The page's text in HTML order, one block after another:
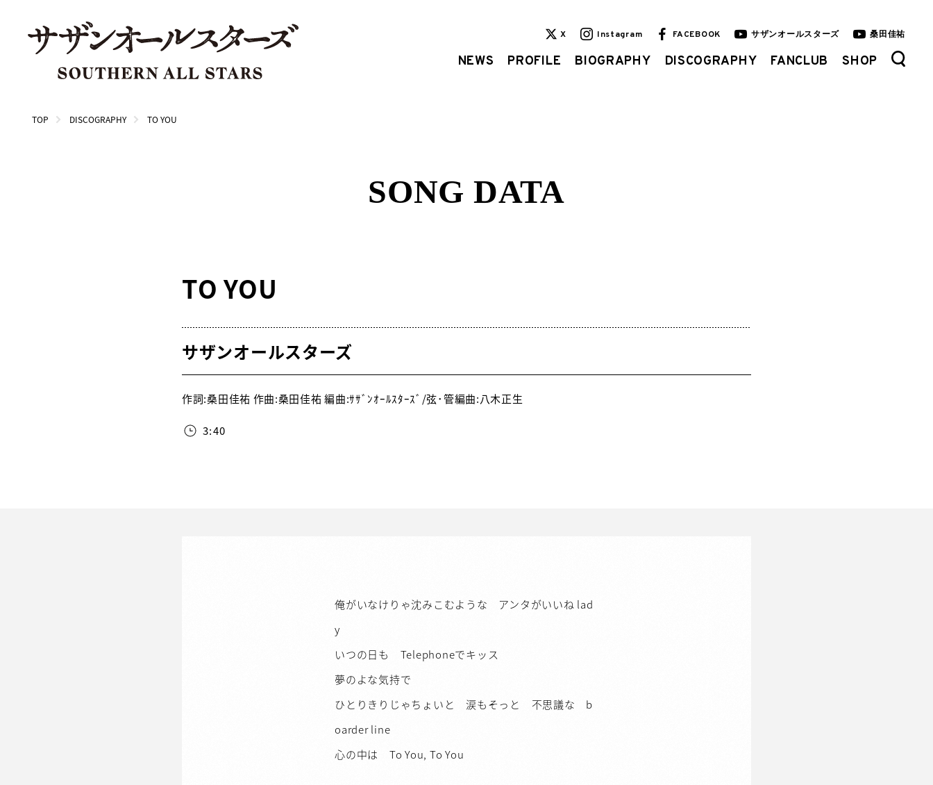
X Instagram FACEBOOK サザンオールスターズ 桑田佳祐
NEWS PROFILE BIOGRAPHY DISCOGRAPHY FANCLUB SHOP
TOP DISCOGRAPHY TO YOU
SONG DATA
TO YOU
サザンオールスターズ
作詞:桑田佳祐 作曲:桑田佳祐 編曲:ｻｻﾞﾝｵｰﾙｽﾀｰｽﾞ/弦･管編曲:八木正生
3:40
俺がいなけりゃ沈みこむような アンタがいいね lad
y
いつの日も Telephoneでキッス
夢のよな気持で
ひとりきりじゃちょいと 涙もそっと 不思議な b
oarder line
心の中は To You, To You